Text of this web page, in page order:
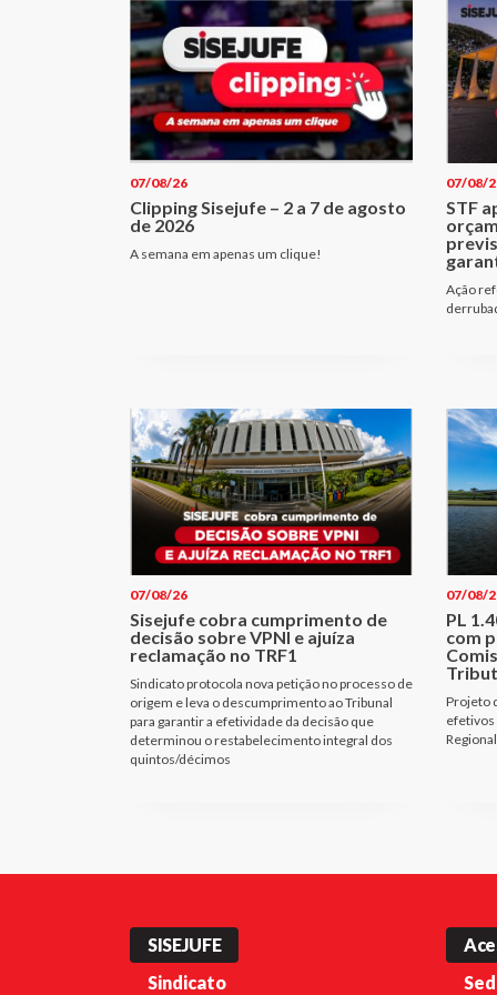
07/08/26
Clipping Sisejufe – 2 a 7 de agosto
de 2026
A semana em apenas um clique!
07/08/
STF
Ação
07/08/26
Sisejufe cobra cumprimento de
decisão sobre VPNI e ajuíza
reclamação no TRF1
Sindicato protocola nova petição no processo de
origem e leva o descumprimento ao Tribunal
para garantir a efetividade da decisão que
determinou o restabelecimento integral dos
quintos/décimos
07/08/
PL
com
Projeto
efetivos
SISEJUFE
Sindicato